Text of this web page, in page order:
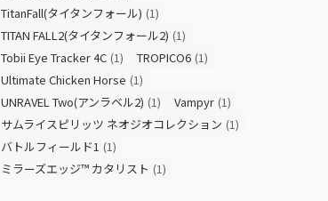
TitanFall(タイタンフォール) (1)
TITAN FALL2(タイタンフォール2) (1)
Tobii Eye Tracker 4C (1) TROPICO6 (1)
Ultimate Chicken Horse (1)
UNRAVEL Two(アンラベル2) (1) Vampyr (1)
サムライスピリッツ ネオジオコレクション (1)
バトルフィールド1 (1)
ミラーズエッジ™ カタリスト (1)